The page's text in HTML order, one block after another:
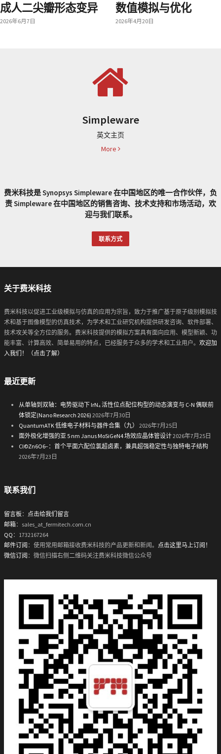
成人二尖瓣形态变异
2026年6月7日
数值模拟与优化
2026年4月20日
Simpleware
英文主页
More
费米科技是 Synopsys Simpleware 在中国地区的唯一合作伙伴，负
责 Simpleware 在中国地区的销售咨询、技术支持和市场活动，欢
迎与我们联系。
联系方式
关于费米科技
费米科技以促进工业级模拟与仿真的应用为宗旨，致力于推广基于原子级别模拟技
术和基于图像模型的仿真技术，为学术和工业研究机构提供研发咨询、软件部署、
技术攻关等全方位的服务。费米科技提供的模拟方案具有面向应用、模型新颖、功
能丰富、计算高效、简单易用的特点，已经服务于众多的学术和工业用户。 欢迎加
入我们！（点击了解）
最近更新
从单轴到双轴：电势驱动下 IrN₄ 活性位点配位构型的动态演变与 C-N 偶联前
体锁定(Nano Research 2026) 2026年7月30日
QuantumATK 低维电子材料与器件合集（九）
2026年7月25日
面外极化增强的亚 5 nm Janus MoSiGeN4 场效应晶体管设计2026年7月25日
Cl©Zn6O6−：首个平面六配位氯超卤素，兼具超强稳定性与独特电子结构
2026年7月23日
联系我们
留言板 ： 点击给我们留言
邮箱：sales_at_fermitech.com.cn
QQ ：1732167264
邮件订阅 ：使用常用邮箱接收费米科技的产品更新和新闻。 点击这里马上订阅！
微信订阅 ：微信扫描右侧二维码关注费米科技微信公众号